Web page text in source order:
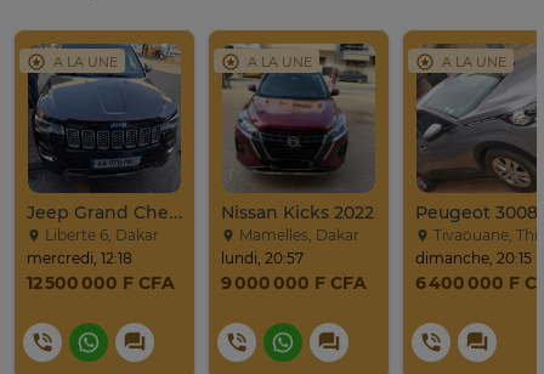
A LA UNE
Jeep Grand Cherokee Overland 2019 À Vendre
Liberte 6, Dakar
mercredi, 12:18
12 500 000 F CFA
A LA UNE
Nissan Kicks 2022
Mamelles, Dakar
lundi, 20:57
9 000 000 F CFA
A LA UNE
Peugeot 3008
Tivaouane,
dimanche, 20:15
6 400 000 F